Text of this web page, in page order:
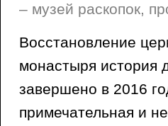
– музей раскопок,
Восстановление
монастыря история
завершено в 2016
примечательная и